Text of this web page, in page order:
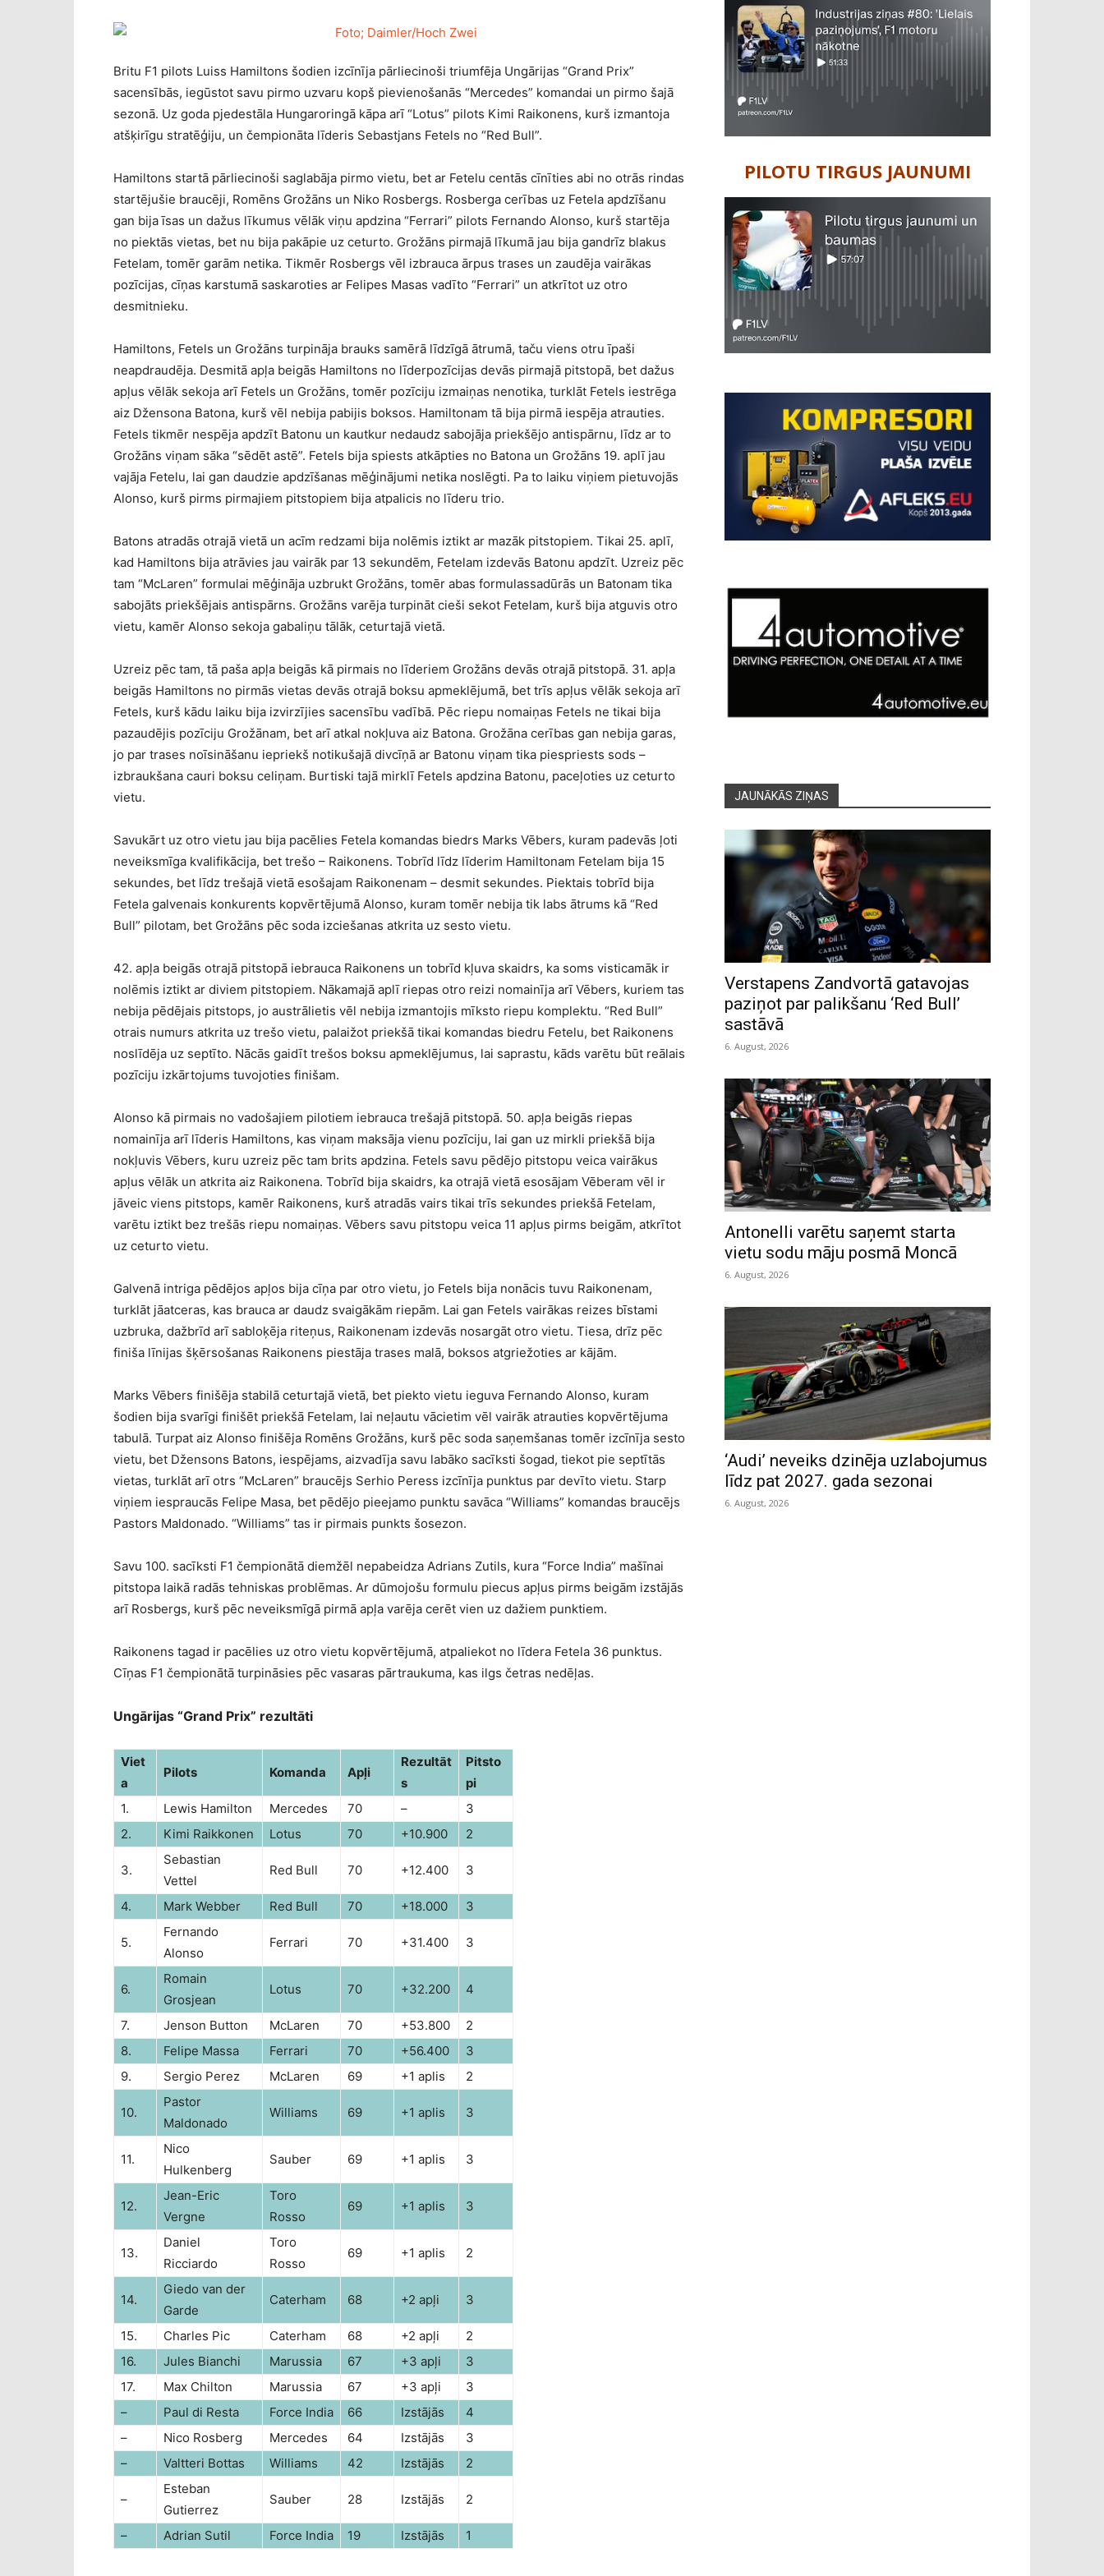
Britu F1 pilots Luiss Hamiltons šodien izcīnīja pārliecinoši triumfēja Ungārijas “Grand Prix”
sacensībās, iegūstot savu pirmo uzvaru kopš pievienošanās “Mercedes” komandai un pirmo šajā
sezonā. Uz goda pjedestāla Hungaroringā kāpa arī “Lotus” pilots Kimi Raikonens, kurš izmantoja
atšķirīgu stratēģiju, un čempionāta līderis Sebastjans Fetels no “Red Bull”.
Hamiltons startā pārliecinoši saglabāja pirmo vietu, bet ar Fetelu centās cīnīties abi no otrās rindas
startējušie braucēji, Romēns Grožāns un Niko Rosbergs. Rosberga cerības uz Fetela apdzīšanu
gan bija īsas un dažus līkumus vēlāk viņu apdzina “Ferrari” pilots Fernando Alonso, kurš startēja
no piektās vietas, bet nu bija pakāpie uz ceturto. Grožāns pirmajā līkumā jau bija gandrīz blakus
Fetelam, tomēr garām netika. Tikmēr Rosbergs vēl izbrauca ārpus trases un zaudēja vairākas
pozīcijas, cīņas karstumā saskaroties ar Felipes Masas vadīto “Ferrari” un atkrītot uz otro
desmitnieku.
Hamiltons, Fetels un Grožāns turpināja brauks samērā līdzīgā ātrumā, taču viens otru īpaši
neapdraudēja. Desmitā apļa beigās Hamiltons no līderpozīcijas devās pirmajā pitstopā, bet dažus
apļus vēlāk sekoja arī Fetels un Grožāns, tomēr pozīciju izmaiņas nenotika, turklāt Fetels iestrēga
aiz Džensona Batona, kurš vēl nebija pabijis boksos. Hamiltonam tā bija pirmā iespēja atrauties.
Fetels tikmēr nespēja apdzīt Batonu un kautkur nedaudz sabojāja priekšējo antispārnu, līdz ar to
Grožāns viņam sāka “sēdēt astē”. Fetels bija spiests atkāpties no Batona un Grožāns 19. aplī jau
vajāja Fetelu, lai gan daudzie apdzīšanas mēģinājumi netika noslēgti. Pa to laiku viņiem pietuvojās
Alonso, kurš pirms pirmajiem pitstopiem bija atpalicis no līderu trio.
Batons atradās otrajā vietā un acīm redzami bija nolēmis iztikt ar mazāk pitstopiem. Tikai 25. aplī,
kad Hamiltons bija atrāvies jau vairāk par 13 sekundēm, Fetelam izdevās Batonu apdzīt. Uzreiz pēc
tam “McLaren” formulai mēģināja uzbrukt Grožāns, tomēr abas formulassadūrās un Batonam tika
sabojāts priekšējais antispārns. Grožāns varēja turpināt cieši sekot Fetelam, kurš bija atguvis otro
vietu, kamēr Alonso sekoja gabaliņu tālāk, ceturtajā vietā.
Uzreiz pēc tam, tā paša apļa beigās kā pirmais no līderiem Grožāns devās otrajā pitstopā. 31. apļa
beigās Hamiltons no pirmās vietas devās otrajā boksu apmeklējumā, bet trīs apļus vēlāk sekoja arī
Fetels, kurš kādu laiku bija izvirzījies sacensību vadībā. Pēc riepu nomaiņas Fetels ne tikai bija
pazaudējis pozīciju Grožānam, bet arī atkal nokļuva aiz Batona. Grožāna cerības gan nebija garas,
jo par trases noīsināšanu iepriekš notikušajā divcīņā ar Batonu viņam tika piespriests sods –
izbraukšana cauri boksu celiņam. Burtiski tajā mirklī Fetels apdzina Batonu, paceļoties uz ceturto
vietu.
Savukārt uz otro vietu jau bija pacēlies Fetela komandas biedrs Marks Vēbers, kuram padevās ļoti
neveiksmīga kvalifikācija, bet trešo – Raikonens. Tobrīd līdz līderim Hamiltonam Fetelam bija 15
sekundes, bet līdz trešajā vietā esošajam Raikonenam – desmit sekundes. Piektais tobrīd bija
Fetela galvenais konkurents kopvērtējumā Alonso, kuram tomēr nebija tik labs ātrums kā “Red
Bull” pilotam, bet Grožāns pēc soda izciešanas atkrita uz sesto vietu.
42. apļa beigās otrajā pitstopā iebrauca Raikonens un tobrīd kļuva skaidrs, ka soms visticamāk ir
nolēmis iztikt ar diviem pitstopiem. Nākamajā aplī riepas otro reizi nomainīja arī Vēbers, kuriem tas
nebija pēdējais pitstops, jo austrālietis vēl nebija izmantojis mīksto riepu komplektu. “Red Bull”
otrais numurs atkrita uz trešo vietu, palaižot priekšā tikai komandas biedru Fetelu, bet Raikonens
noslīdēja uz septīto. Nācās gaidīt trešos boksu apmeklējumus, lai saprastu, kāds varētu būt reālais
pozīciju izkārtojums tuvojoties finišam.
Alonso kā pirmais no vadošajiem pilotiem iebrauca trešajā pitstopā. 50. apļa beigās riepas
nomainīja arī līderis Hamiltons, kas viņam maksāja vienu pozīciju, lai gan uz mirkli priekšā bija
nokļuvis Vēbers, kuru uzreiz pēc tam brits apdzina. Fetels savu pēdējo pitstopu veica vairākus
apļus vēlāk un atkrita aiz Raikonena. Tobrīd bija skaidrs, ka otrajā vietā esosājam Vēberam vēl ir
jāveic viens pitstops, kamēr Raikonens, kurš atradās vairs tikai trīs sekundes priekšā Fetelam,
varētu iztikt bez trešās riepu nomaiņas. Vēbers savu pitstopu veica 11 apļus pirms beigām, atkrītot
uz ceturto vietu.
Galvenā intriga pēdējos apļos bija cīņa par otro vietu, jo Fetels bija nonācis tuvu Raikonenam,
turklāt jāatceras, kas brauca ar daudz svaigākām riepām. Lai gan Fetels vairākas reizes bīstami
uzbruka, dažbrīd arī sabloķēja riteņus, Raikonenam izdevās nosargāt otro vietu. Tiesa, drīz pēc
finiša līnijas šķērsošanas Raikonens piestāja trases malā, boksos atgriežoties ar kājām.
Marks Vēbers finišēja stabilā ceturtajā vietā, bet piekto vietu ieguva Fernando Alonso, kuram
šodien bija svarīgi finišēt priekšā Fetelam, lai neļautu vācietim vēl vairāk atrauties kopvērtējuma
tabulā. Turpat aiz Alonso finišēja Romēns Grožāns, kurš pēc soda saņemšanas tomēr izcīnīja sesto
vietu, bet Džensons Batons, iespējams, aizvadīja savu labāko sacīksti šogad, tiekot pie septītās
vietas, turklāt arī otrs “McLaren” braucējs Serhio Peress izcīnīja punktus par devīto vietu. Starp
viņiem iespraucās Felipe Masa, bet pēdējo pieejamo punktu savāca “Williams” komandas braucējs
Pastors Maldonado. “Williams” tas ir pirmais punkts šosezon.
Savu 100. sacīksti F1 čempionātā diemžēl nepabeidza Adrians Zutils, kura “Force India” mašīnai
pitstopa laikā radās tehniskas problēmas. Ar dūmojošu formulu piecus apļus pirms beigām izstājās
arī Rosbergs, kurš pēc neveiksmīgā pirmā apļa varēja cerēt vien uz dažiem punktiem.
Raikonens tagad ir pacēlies uz otro vietu kopvērtējumā, atpaliekot no līdera Fetela 36 punktus.
Cīņas F1 čempionātā turpināsies pēc vasaras pārtraukuma, kas ilgs četras nedēļas.
Ungārijas “Grand Prix” rezultāti
Viet
a
Pilots Komanda Apļi
Rezultāt
s
Pitsto
pi
1.
Lewis Hamilton Mercedes 70 –
3
2.
Kimi Raikkonen Lotus 70 +10.900 2
3.
Sebastian
Vettel
Red Bull 70 +12.400 3
4. Mark Webber Red Bull 70 +18.000 3
5.
Fernando
Alonso
Ferrari 70 +31.400 3
6.
Romain
Grosjean
Lotus 70 +32.200 4
7. Jenson Button McLaren 70 +53.800
2
8.
Felipe Massa Ferrari 70 +56.400
3
9.
Sergio Perez McLaren 69 +1 aplis 2
10.
Pastor
Maldonado
Williams 69 +1 aplis 3
11.
Nico
Hulkenberg
Sauber 69 +1 aplis 3
12.
Jean-Eric
Vergne
Toro
Rosso
69 +1 aplis 3
13.
Daniel
Ricciardo
Toro
Rosso
69 +1 aplis 2
14.
Giedo van der
Garde
Caterham 68 +2 apļi 3
15. Charles Pic Caterham 68 +2 apļi
2
16.
Jules Bianchi Marussia 67 +3 apļi
3
17.
Max Chilton Marussia 67 +3 apļi
3
–
Paul di Resta Force India 66 Izstājās
4
–
Nico Rosberg Mercedes 64 Izstājās
3
–
Valtteri Bottas Williams 42 Izstājās 2
–
Esteban
Gutierrez
Sauber 28 Izstājās 2
– Adrian Sutil Force India 19 Izstājās 1
PILOTU TIRGUS JAUNUMI
JAUNĀKĀS ZIŅAS
Verstapens Zandvortā gatavojas
paziņot par palikšanu ‘Red Bull’
sastāvā
6. August, 2026
Antonelli varētu saņemt starta
vietu sodu māju posmā Moncā
6. August, 2026
‘Audi’ neveiks dzinēja uzlabojumus
līdz pat 2027. gada sezonai
6. August, 2026